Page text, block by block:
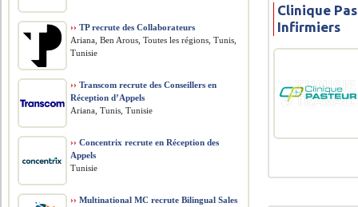
Clinique
Infirmiers
›› TP recrute des Collaborateurs
Ariana, Ben Arous, Toutes les régions, Tunis,
Tunisie
›› Transcom recrute des Conseillers en
Réception d’Appels
Ariana, Tunis, Tunisie
›› Concentrix recrute en Réception des
Appels
Tunisie
›› Multinational MC recrute Bilingual Sales